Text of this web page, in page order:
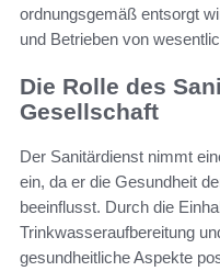
ordnungsgemäß entsorgt
und Betrieben von
Die Rolle des
Gesellschaft
Der Sanitärdienst nimmt
ein, da er die Gesundheit
beeinflusst. Durch die
Trinkwasseraufbereitung
gesundheitliche Aspekte